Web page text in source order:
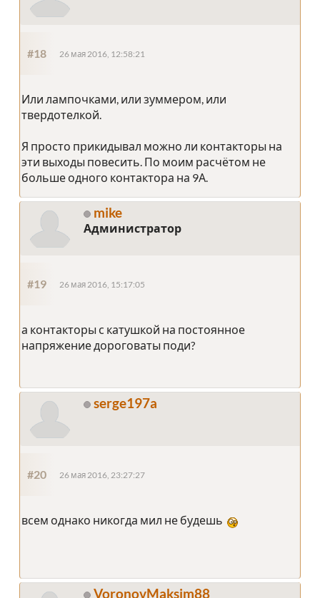
#18 26 мая 2016, 12:58:21
Или лампочками, или зуммером, или
твердотелкой.
Я просто прикидывал можно ли контакторы на
эти выходы повесить. По моим расчётом не
больше одного контактора на 9А.
mike
Администратор
#19 26 мая 2016, 15:17:05
а контакторы с катушкой на постоянное
напряжение дороговаты поди?
serge197a
#20 26 мая 2016, 23:27:27
всем однако никогда мил не будешь
VoronovMaksim88